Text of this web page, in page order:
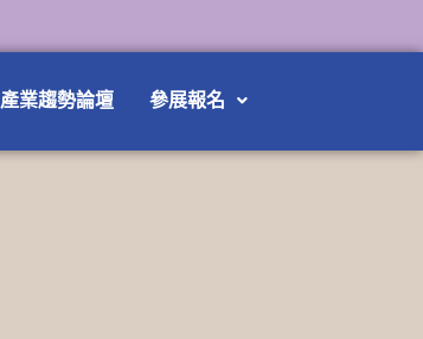
產業趨勢論壇 參展報名